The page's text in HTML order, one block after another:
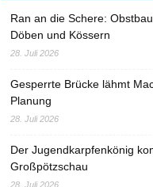
Ran an die Schere:
Döben und Kössern
28. Juli 2026
Gesperrte Brücke lähmt
Planung
28. Juli 2026
Der Jugendkarpfenkönig
Großpötzschau
28. Juli 2026